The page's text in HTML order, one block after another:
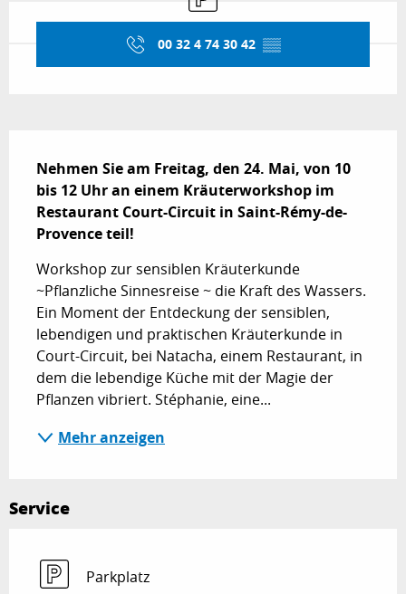
00 32 4 74 30 42 ▒▒
Nehmen Sie am Freitag, den 24. Mai, von 10
bis 12 Uhr an einem Kräuterworkshop im
Restaurant Court-Circuit in Saint-Rémy-de-
Provence teil!
Workshop zur sensiblen Kräuterkunde
~Pflanzliche Sinnesreise ~ die Kraft des Wassers.
Ein Moment der Entdeckung der sensiblen,
lebendigen und praktischen Kräuterkunde in
Court-Circuit, bei Natacha, einem Restaurant, in
dem die lebendige Küche mit der Magie der
Pflanzen vibriert. Stéphanie, eine...
Mehr anzeigen
Service
Parkplatz